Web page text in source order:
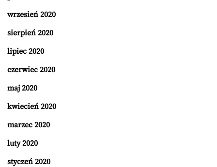
wrzesień 2020
sierpień 2020
lipiec 2020
czerwiec 2020
maj 2020
kwiecień 2020
marzec 2020
luty 2020
styczeń 2020